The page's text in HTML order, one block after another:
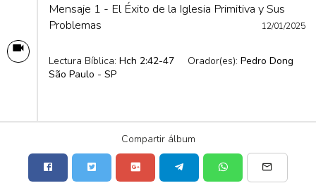
Mensaje 1 - El Éxito de la Iglesia Primitiva y Sus
Problemas
12/01/2025
Lectura Bíblica: Hch 2:42-47 Orador(es): Pedro Dong
São Paulo - SP
Compartir álbum